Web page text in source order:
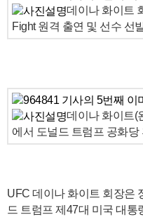
데이나 화이트
Fight 원격 출연 및 선수 선
데이나 화이트(
에서 도널드 트럼프 공화
UFC 데이나 화이트 회장은
드 트럼프 제47대 미국 대